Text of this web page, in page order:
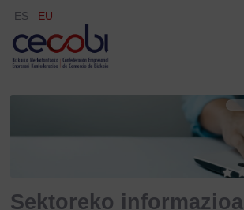
ES EU
Sektoreko informazioa